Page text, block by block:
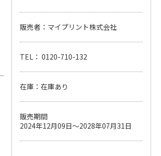
販売者：マイプリント株式会社
TEL： 0120-710-132
在庫：在庫あり
販売期間
2024年12月09日～2028年07月31日